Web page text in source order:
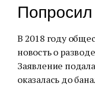
Попросил
В 2018 году
новость о
Заявление
оказалась до